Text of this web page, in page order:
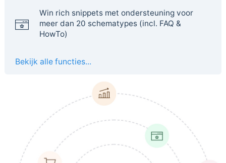
Win rich snippets met ondersteuning voor
meer dan 20 schematypes (incl. FAQ &
HowTo)
Bekijk alle functies...